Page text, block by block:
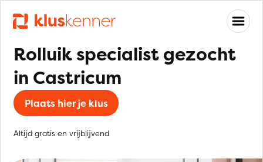
Rolluik specialist gezocht
in Castricum
Plaats hier je klus
Altijd gratis en vrijblijvend